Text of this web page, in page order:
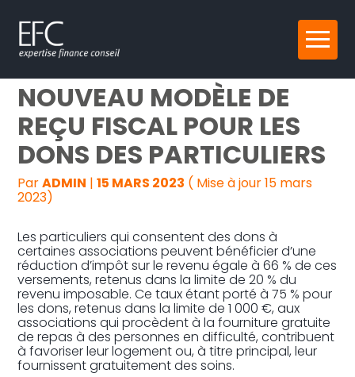
Aller
au
Reprise, transmission et création
Gestion au quotidien
Pilotage d’entreprise
Audit
ASSOCIATIONS : UN
NOUVEAU MODÈLE DE
REÇU FISCAL POUR LES
DONS DES PARTICULIERS
ParADMIN |15 MARS 2023 ( Mise à jour 15 mars
2023)
Les particuliers qui consentent des dons à
certaines associations peuvent bénéficier d’une
réduction d’impôt sur le revenu égale à 66 % de ces
versements, retenus dans la limite de 20 % du
revenu imposable. Ce taux étant porté à 75 % pour
les dons, retenus dans la limite de 1 000 €, aux
associations qui procèdent à la fourniture gratuite
de repas à des personnes en difficulté, contribuent
à favoriser leur logement ou, à titre principal, leur
fournissent gratuitement des soins.